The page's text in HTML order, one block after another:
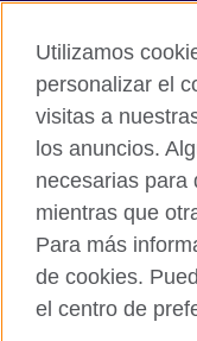
British Council global
Políticas de
Utilizamos
personalizar el
visitas a
los anuncios.
necesarias para
mientras que
Para más
de cookies.
el centro de